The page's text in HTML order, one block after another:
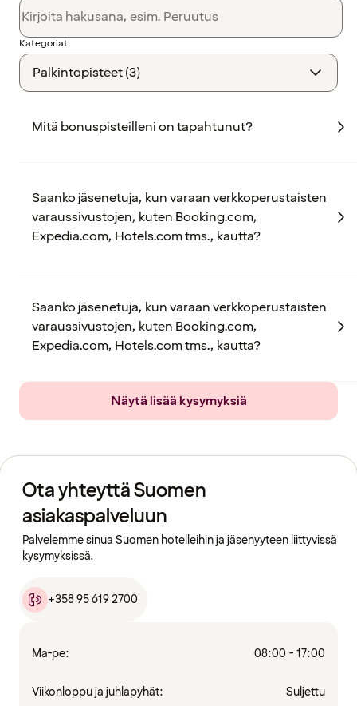
Kategoriat
Mitä bonuspisteilleni on tapahtunut?
Saanko jäsenetuja, kun varaan verkkoperustaisten
varaussivustojen, kuten Booking.com,
Expedia.com, Hotels.com tms., kautta?
Saanko jäsenetuja, kun varaan verkkoperustaisten
varaussivustojen, kuten Booking.com,
Expedia.com, Hotels.com tms., kautta?
Näytä lisää kysymyksiä
Ota yhteyttä Suomen
asiakaspalveluun
Palvelemme sinua Suomen hotelleihin ja jäsenyyteen liittyvissä
kysymyksissä.
+358 95 619 2700
Ma-pe: 08:00 - 17:00
Viikonloppu ja juhlapyhät: Suljettu